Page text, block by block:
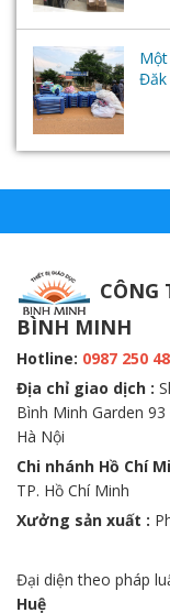
Đăk
CÔNG
BÌNH MINH
Hotline: 0987 250
Địa chỉ giao dịch :
Bình Minh Garden
Hà Nội
Chi nhánh Hồ Chí
TP. Hồ Chí Minh
Xưởng sản xuất :
Đại diện theo pháp
Huệ